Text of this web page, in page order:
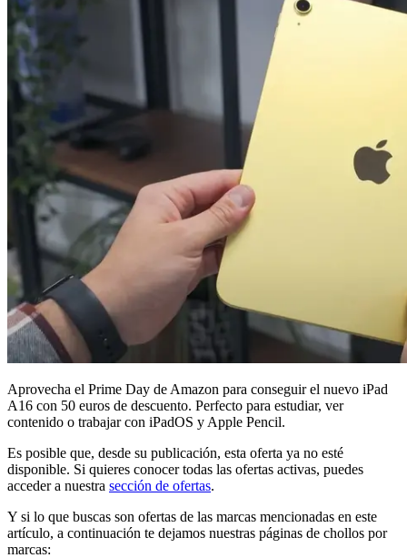
Aprovecha el Prime Day de Amazon para conseguir el nuevo iPad
A16 con 50 euros de descuento. Perfecto para estudiar, ver
contenido o trabajar con iPadOS y Apple Pencil.
Es posible que, desde su publicación, esta oferta ya no esté
disponible. Si quieres conocer todas las ofertas activas, puedes
acceder a nuestra sección de ofertas.
Y si lo que buscas son ofertas de las marcas mencionadas en este
artículo, a continuación te dejamos nuestras páginas de chollos por
marcas: